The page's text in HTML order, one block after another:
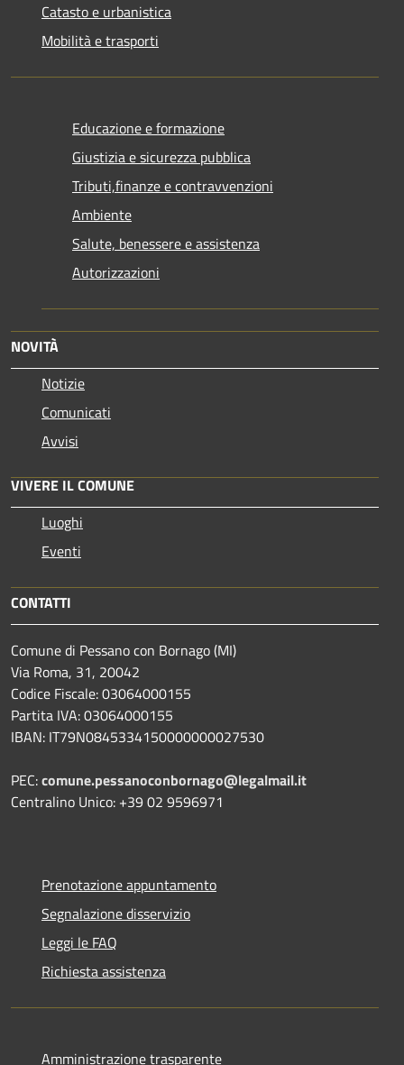
Catasto e urbanistica
Mobilità e trasporti
Educazione e formazione
Giustizia e sicurezza pubblica
Tributi,finanze e contravvenzioni
Ambiente
Salute, benessere e assistenza
Autorizzazioni
NOVITÀ
Notizie
Comunicati
Avvisi
VIVERE IL COMUNE
Luoghi
Eventi
CONTATTI
Comune di Pessano con Bornago (MI)
Via Roma, 31, 20042
Codice Fiscale: 03064000155
Partita IVA: 03064000155
IBAN: IT79N0845334150000000027530
PEC:comune.pessanoconbornago@legalmail.it
Centralino Unico: +39 02 9596971
Prenotazione appuntamento
Segnalazione disservizio
Leggi le FAQ
Richiesta assistenza
Amministrazione trasparente